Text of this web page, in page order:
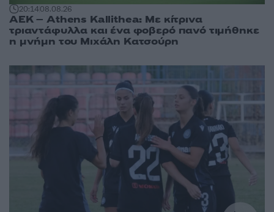
20:1408.08.26
ΑΕΚ – Athens Kallithea: Με κίτρινα
τριαντάφυλλα και ένα φοβερό πανό τιμήθηκε
η μνήμη του Μιχάλη Κατσούρη